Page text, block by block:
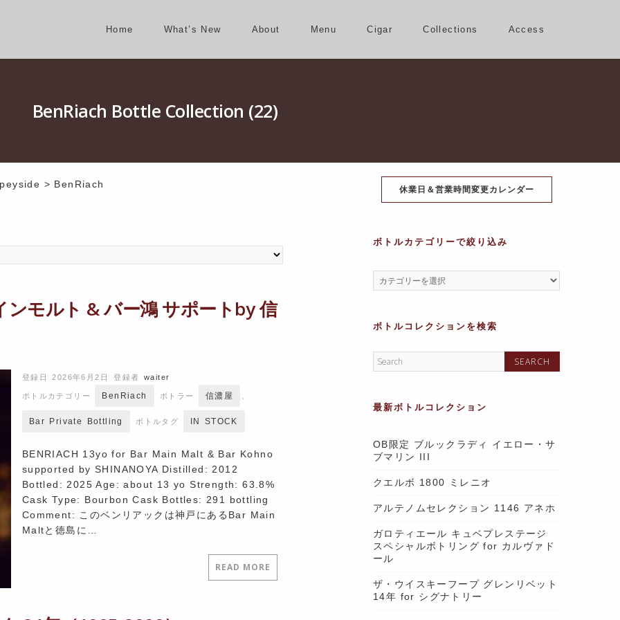
Home What’s New About Menu Cigar Collections Access
BenRiach Bottle Collection (22)
> BenRiach
モルト & バー鴻 サポートby 信
登録日 2026年6月2日 登録者 waiter
ボトルカテゴリー BenRiach ボトラー 信濃屋
Bar Private Bottling ボトルタグ IN STOCK
BENRIACH 13yo for Bar Main Malt & Bar Kohno
supported by SHINANOYA Distilled: 2012
Bottled: 2025 Age: about 13 yo Strength: 63.8%
Cask Type: Bourbon Cask Bottles: 291 bottling
Comment: このベンリアックは神戸にあるBar Main
Maltと徳島に…
READ MORE
休業日＆営業時間変更カレンダー
ボトルカテゴリーで絞り込み
ボトルコレクションを検索
最新ボトルコレクション
OB限定 ブルックラディ イエロー・サ
ブマリン III
クエルボ 1800 ミレニオ
アルテノムセレクション 1146 アネホ
ガロティエール キュベプレステージ
スペシャルボトリング for カルヴァド
ール
ザ・ウイスキーフープ グレンリベット
14年 for シグナトリー